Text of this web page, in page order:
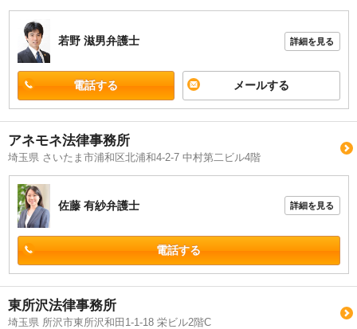
若野 滋男弁護士 詳細を見る
電話する メールする
アネモネ法律事務所
埼玉県 さいたま市浦和区北浦和4-2-7 中村第二ビル4階
佐藤 有紗弁護士 詳細を見る
電話する
東所沢法律事務所
埼玉県 所沢市東所沢和田1-1-18 栄ビル2階C